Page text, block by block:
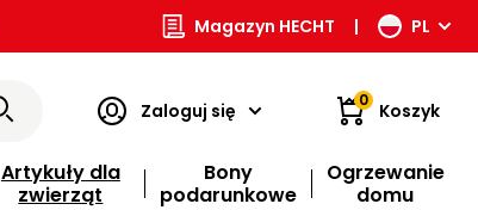
Magazyn HECHT | PL
Zaloguj się 0 Koszyk
Artykuły dla
zwierząt
Bony
podarunkowe
Ogrzewanie
domu